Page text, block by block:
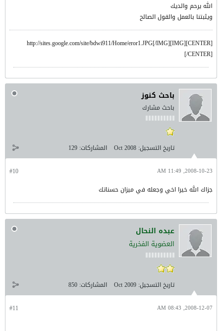
الله يرحم والديك
ويثبتنا بالعمل والقول الصالح
[CENTER][IMG]http://sites.google.com/site/bdwi911/Home/eror1.JPG[/IMG]
[/CENTER]
باحث كنوز
باحث مشارك
تاريخ التسجيل: Oct 2008 المشاركات: 129
#10 2008-10-23, 11:49 AM
جزاك الله خيرا اخي وجعله في ميزان حسناتك
عبده النحال
العضوية الفخرية
تاريخ التسجيل: Oct 2009 المشاركات: 850
#11 2008-12-07, 08:43 AM